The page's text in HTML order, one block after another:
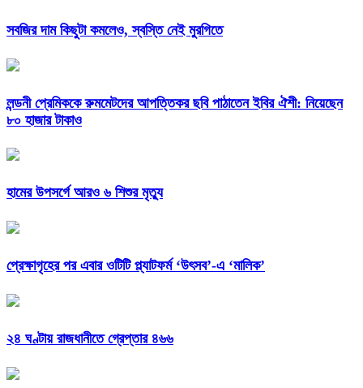
সবজির দাম কিছুটা কমলেও, স্বস্তি নেই মুরগিতে
লন্ডনী প্রেমিককে রুমমেটদের আপত্তিকর ছবি পাঠাতেন ইবির ঐশী: নিয়েছেন
৮০ হাজার টাকাও
হামের উপসর্গে আরও ৬ শিশুর মৃত্যু
প্রেক্ষাগৃহের পর এবার ওটিটি প্ল্যাটফর্ম ‘উৎসব’-এ ‘মালিক’
২৪ ঘণ্টায় রাজধানীতে গ্রেপ্তার ৪৬৬